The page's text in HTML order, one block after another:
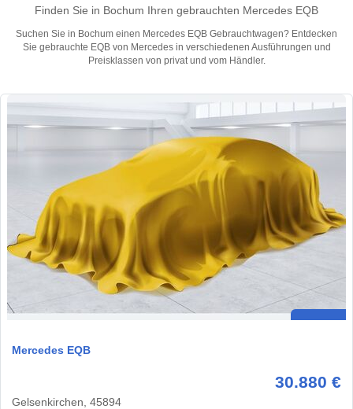
Finden Sie in Bochum Ihren gebrauchten Mercedes EQB
Suchen Sie in Bochum einen Mercedes EQB Gebrauchtwagen? Entdecken
Sie gebrauchte EQB von Mercedes in verschiedenen Ausführungen und
Preisklassen von privat und vom Händler.
Mercedes EQB
30.880 €
Gelsenkirchen, 45894